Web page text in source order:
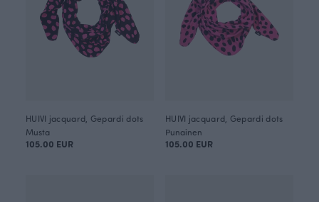
HUIVI jacquard, Gepardi dots
Musta
105.00 EUR
HUIVI jacquard, Gepardi dots
Punainen
105.00 EUR